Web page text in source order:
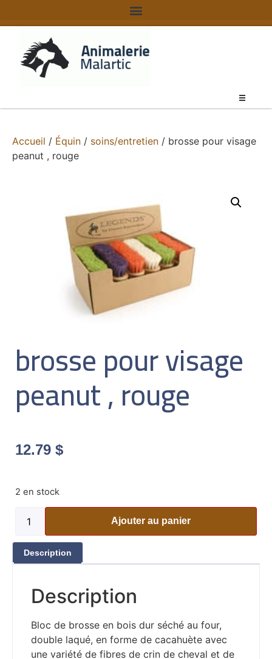
Accueil / Équin / soins/entretien / brosse pour visage
peanut , rouge
brosse pour visage
peanut , rouge
12.79 $
2 en stock
Ajouter au panier
Description
Description
Bloc de brosse en bois dur séché au four,
double laqué, en forme de cacahuète avec
une variété de fibres de crin de cheval et de